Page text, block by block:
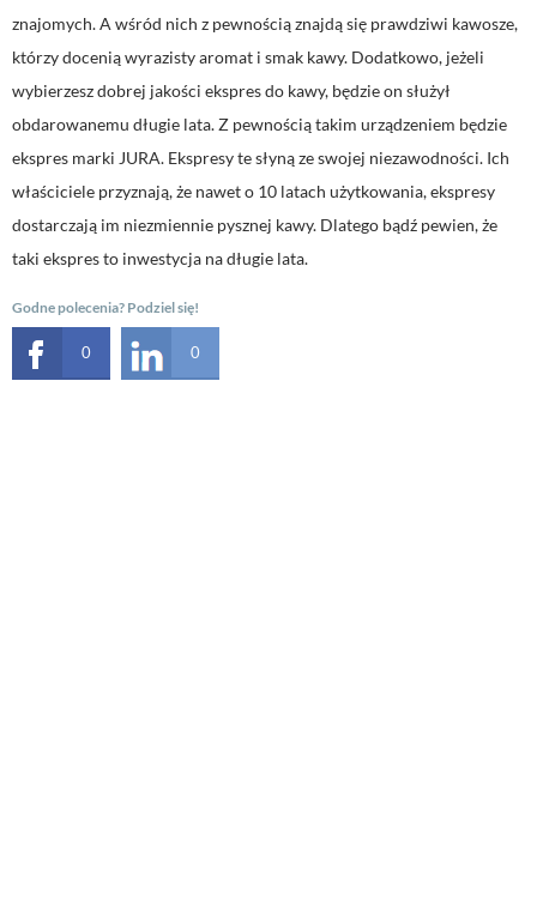
znajomych. A wśród nich z pewnością znajdą się prawdziwi kawosze,
którzy docenią wyrazisty aromat i smak kawy. Dodatkowo, jeżeli
wybierzesz dobrej jakości ekspres do kawy, będzie on służył
obdarowanemu długie lata. Z pewnością takim urządzeniem będzie
ekspres marki JURA. Ekspresy te słyną ze swojej niezawodności. Ich
właściciele przyznają, że nawet o 10 latach użytkowania, ekspresy
dostarczają im niezmiennie pysznej kawy. Dlatego bądź pewien, że
taki ekspres to inwestycja na długie lata.
Godne polecenia? Podziel się!
0 0